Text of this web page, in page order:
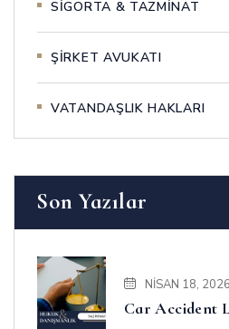
SİGORTA & TAZMİNAT
ŞİRKET AVUKATI
VATANDAŞLIK HAKLARI
Son Yazılar
NISAN 18, 2026
Car Accident